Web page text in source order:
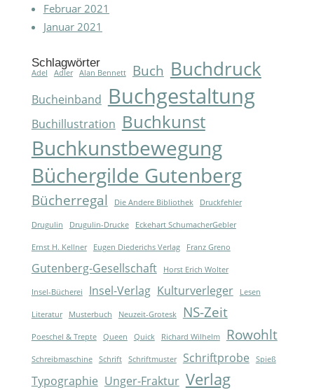
Februar 2021
Januar 2021
Schlagwörter
Adel Adler Alan Bennett Buch Buchdruck
Bucheinband Buchgestaltung
Buchillustration Buchkunst
Buchkunstbewegung
Büchergilde Gutenberg
Bücherregal Die Andere Bibliothek Druckfehler
Drugulin Drugulin-Drucke Eckehart SchumacherGebler
Ernst H. Kellner Eugen Diederichs Verlag Franz Greno
Gutenberg-Gesellschaft Horst Erich Wolter
Insel-Bücherei Insel-Verlag Kulturverleger Lesen
Literatur Musterbuch Neuzeit-Grotesk NS-Zeit
Poeschel & Trepte Queen Quick Richard Wilhelm Rowohlt
Schreibmaschine Schrift Schriftmuster Schriftprobe Spieß
Typographie Unger-Fraktur Verlag